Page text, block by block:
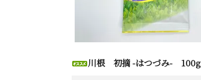
川根 初摘 -はつづみ- 100g